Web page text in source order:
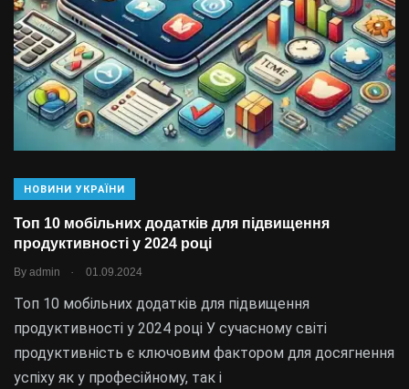
НОВИНИ УКРАЇНИ
Топ 10 мобільних додатків для підвищення
продуктивності у 2024 році
By admin . 01.09.2024
Топ 10 мобільних додатків для підвищення
продуктивності у 2024 році У сучасному світі
продуктивність є ключовим фактором для досягнення
успіху як у професійному, так і